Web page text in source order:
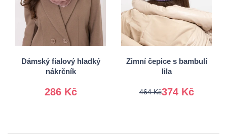
Dámský fialový hladký
nákrčník
286 Kč
Univerzální
Zimní čepice s bambulí
lila
374 Kč
464 Kč
Univerzální